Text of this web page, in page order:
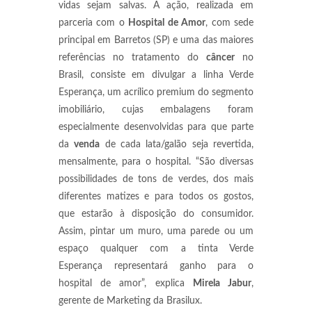
vidas sejam salvas. A ação, realizada em
parceria com o Hospital de Amor, com sede
principal em Barretos (SP) e uma das maiores
referências no tratamento do câncer no
Brasil, consiste em divulgar a linha Verde
Esperança, um acrílico premium do segmento
imobiliário, cujas embalagens foram
especialmente desenvolvidas para que parte
davenda de cada lata/galão seja revertida,
mensalmente, para o hospital. “São diversas
possibilidades de tons de verdes, dos mais
diferentes matizes e para todos os gostos,
que estarão à disposição do consumidor.
Assim, pintar um muro, uma parede ou um
espaço qualquer com a tinta Verde
Esperança representará ganho para o
hospital de amor”, explica
Mirela Jabur,
gerente de Marketing da Brasilux.